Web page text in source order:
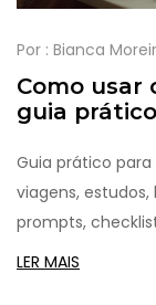
Por : Bianca
Como usar
guia
Guia prático para
viagens,
prompts,
LER MAIS